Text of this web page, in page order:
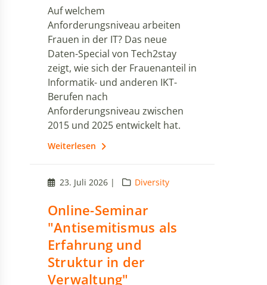
Auf welchem
Anforderungsniveau arbeiten
Frauen in der IT? Das neue
Daten-Special von Tech2stay
zeigt, wie sich der Frauenanteil in
Informatik- und anderen IKT-
Berufen nach
Anforderungsniveau zwischen
2015 und 2025 entwickelt hat.
Weiterlesen
23. Juli 2026 | Diversity
Online-Seminar
"Antisemitismus als
Erfahrung und
Struktur in der
Verwaltung"